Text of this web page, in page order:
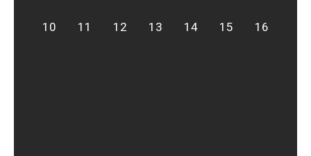
10 11 12 13 14 15 16